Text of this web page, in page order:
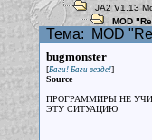
JA2 V1.13
MOD
Тема: MOD
bugmonster
[Баги! Баги везде!]
Source
ПРОГРАММИРЫ НЕ
ЭТУ СИТУАЦИЮ